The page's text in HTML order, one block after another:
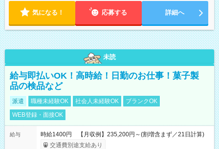
気になる！ 応募する 詳細へ
未読
給与即払いOK！高時給！日勤のお仕事！菓子製
品の検品など
派遣 職種未経験OK 社会人未経験OK
ブランクOK
WEB登録・面接OK
給与
時給1400円 【月収例】235,200円～(割増含まず／21日計算)
交通費別途支給あり